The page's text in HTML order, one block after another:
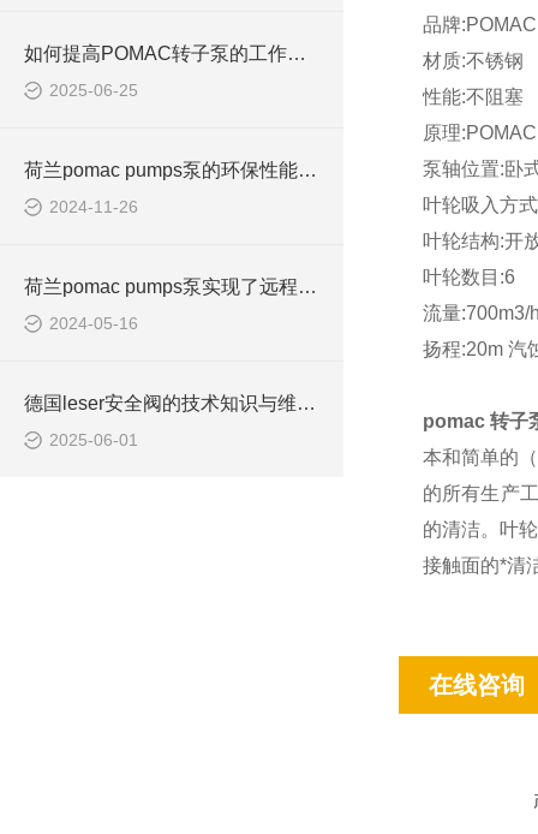
如何提高POMAC转子泵的工作效率？
2025-06-25
荷兰pomac pumps泵的环保性能如何？
2024-11-26
荷兰pomac pumps泵实现了远程操控
2024-05-16
德国leser安全阀的技术知识与维修服务
2025-06-01
品牌
材质:不锈钢
性能:不阻塞
原理
泵轴位置:卧
叶轮吸入方
叶轮结构:开
叶轮数目:6
流量:700m3/
扬程:20m 汽
pomac 转子
本和简单的
的所有生产
的清洁。叶
接触面的*清
在线咨询